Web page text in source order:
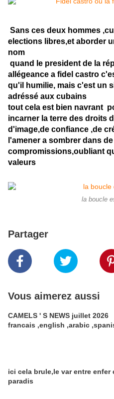
Sans ces deux hommes
elections libres,et aborder
nom
quand le president de la
allégeance a fidel castro
qu'il humilie, mais c'est un
adréssé aux cubains
tout cela est bien navrant
incarner la terre des droits
d'image,de confiance ,de
l'amener a sombrer dans
compromissions,oubliant
valeurs
la boucle
Partager
Vous aimerez aussi
CAMELS ' S NEWS juillet 2026
francais ,english ,arabic
ici cela brule,le var entre enfer
paradis